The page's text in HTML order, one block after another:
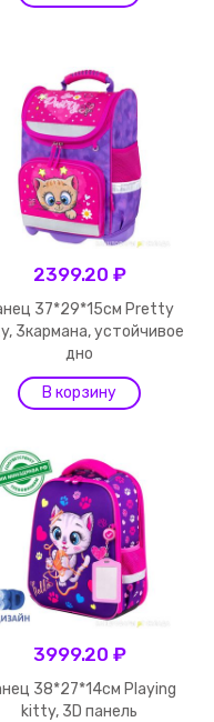
2399.20 ₽
37*29*15см Pretty
3кармана, устойчивое
дно
3999.20 ₽
38*27*14см Playing
kitty, 3D панель